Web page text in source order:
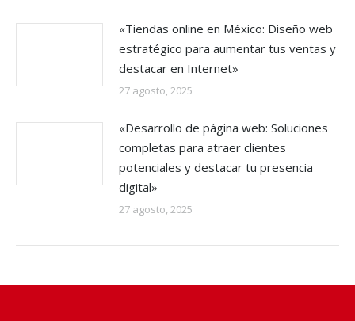
«Tiendas online en México: Diseño web
estratégico para aumentar tus ventas y
destacar en Internet»
27 agosto, 2025
«Desarrollo de página web: Soluciones
completas para atraer clientes
potenciales y destacar tu presencia
digital»
27 agosto, 2025